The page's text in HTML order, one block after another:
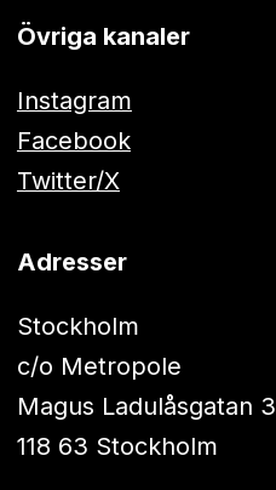
Övriga kanaler
Instagram
Facebook
Twitter/X
Adresser
Stockholm
c/o Metropole
Magus Ladulåsgatan 3
118 63 Stockholm